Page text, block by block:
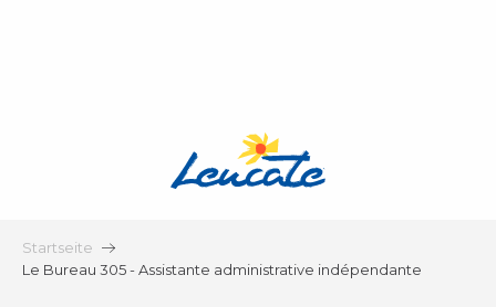
Startseite
Le Bureau 305 - Assistante administrative indépendante